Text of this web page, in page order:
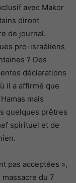
avec Makor
diront
de journal.
pro-israéliens
? Des
déclarations
il a affirmé que
mais
quelques prêtres
spirituel et de
pas acceptées »,
du 7